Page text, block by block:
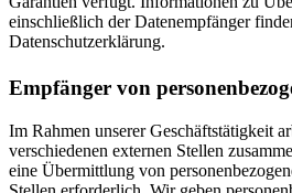
einschließlich der Datenempfänger
Datenschutzerklärung.
Empfänger von
Im Rahmen unserer Geschäftstätigkeit
verschiedenen externen Stellen
eine Übermittlung von